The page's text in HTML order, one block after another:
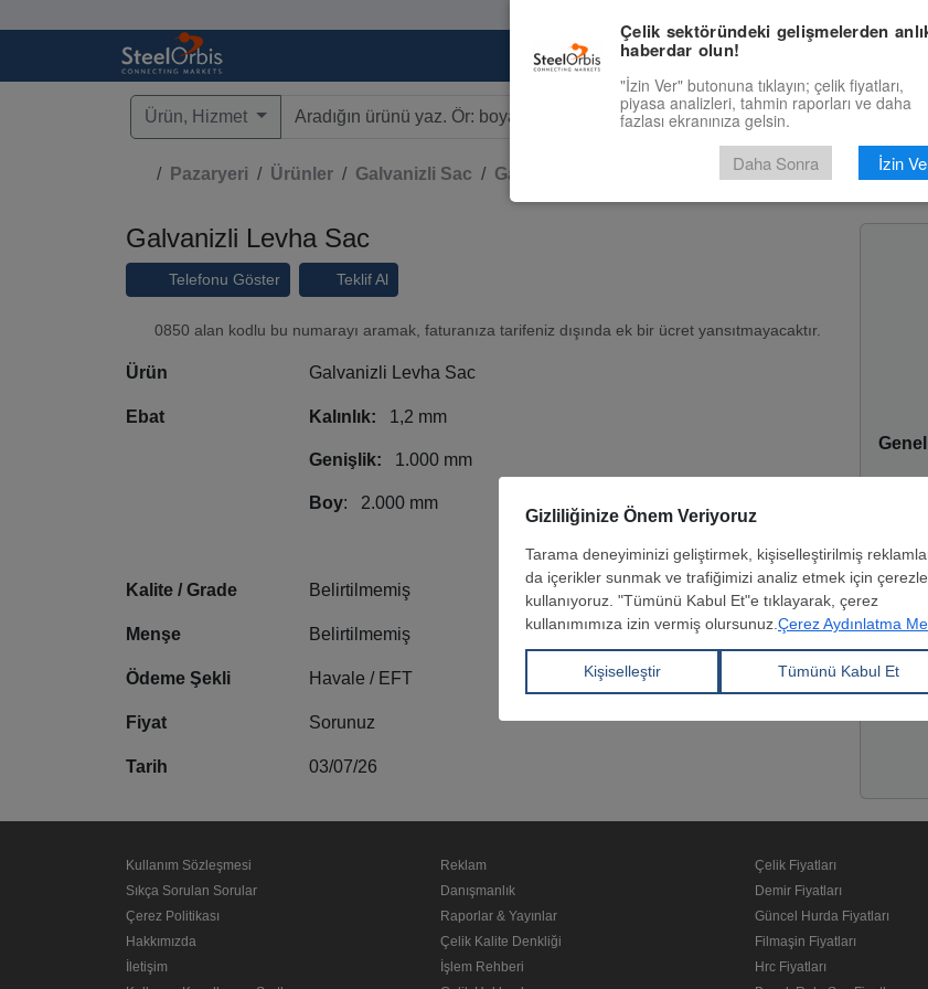
Pazaryeri Çelik Piyasası
Ürün, Hizmet
Pazaryeri Ürünler Galvanizli Sac Galvanizli Levha Sac
Galvanizli Levha Sac
Telefonu Göster Teklif Al
0850 alan kodlu bu numarayı aramak, faturanıza tarifeniz dışında ek bir ücret yansıtmayacaktır.
Ürün Galvanizli Levha Sac
Ebat Kalınlık: 1,2 mm
Genişlik: 1.000 mm
Boy: 2.000 mm
Kalite / Grade Belirtilmemiş
Menşe Belirtilmemiş
Ödeme Şekli Havale / EFT
Fiyat Sorunuz
Tarih 03/07/26
Yetkili
Kullanım Sözleşmesi
Sıkça Sorulan Sorular
Çerez Politikası
Hakkımızda
İletişim
Reklam
Danışmanlık
Raporlar & Yayınlar
Çelik Kalite Denkliği
İşlem Rehberi
Çelik Fiyatları
Demir Fiyatları
Güncel Hurda Fiyatları
Filmaşin Fiyatları
Hrc Fiyatları
Çelik sektöründeki gelişmelerden
haberdar olun!
"İzin Ver" butonuna tıklayın; çelik fiyatları,
piyasa analizleri, tahmin raporları ve daha
fazlası ekranınıza gelsin.
Daha Sonra İzin